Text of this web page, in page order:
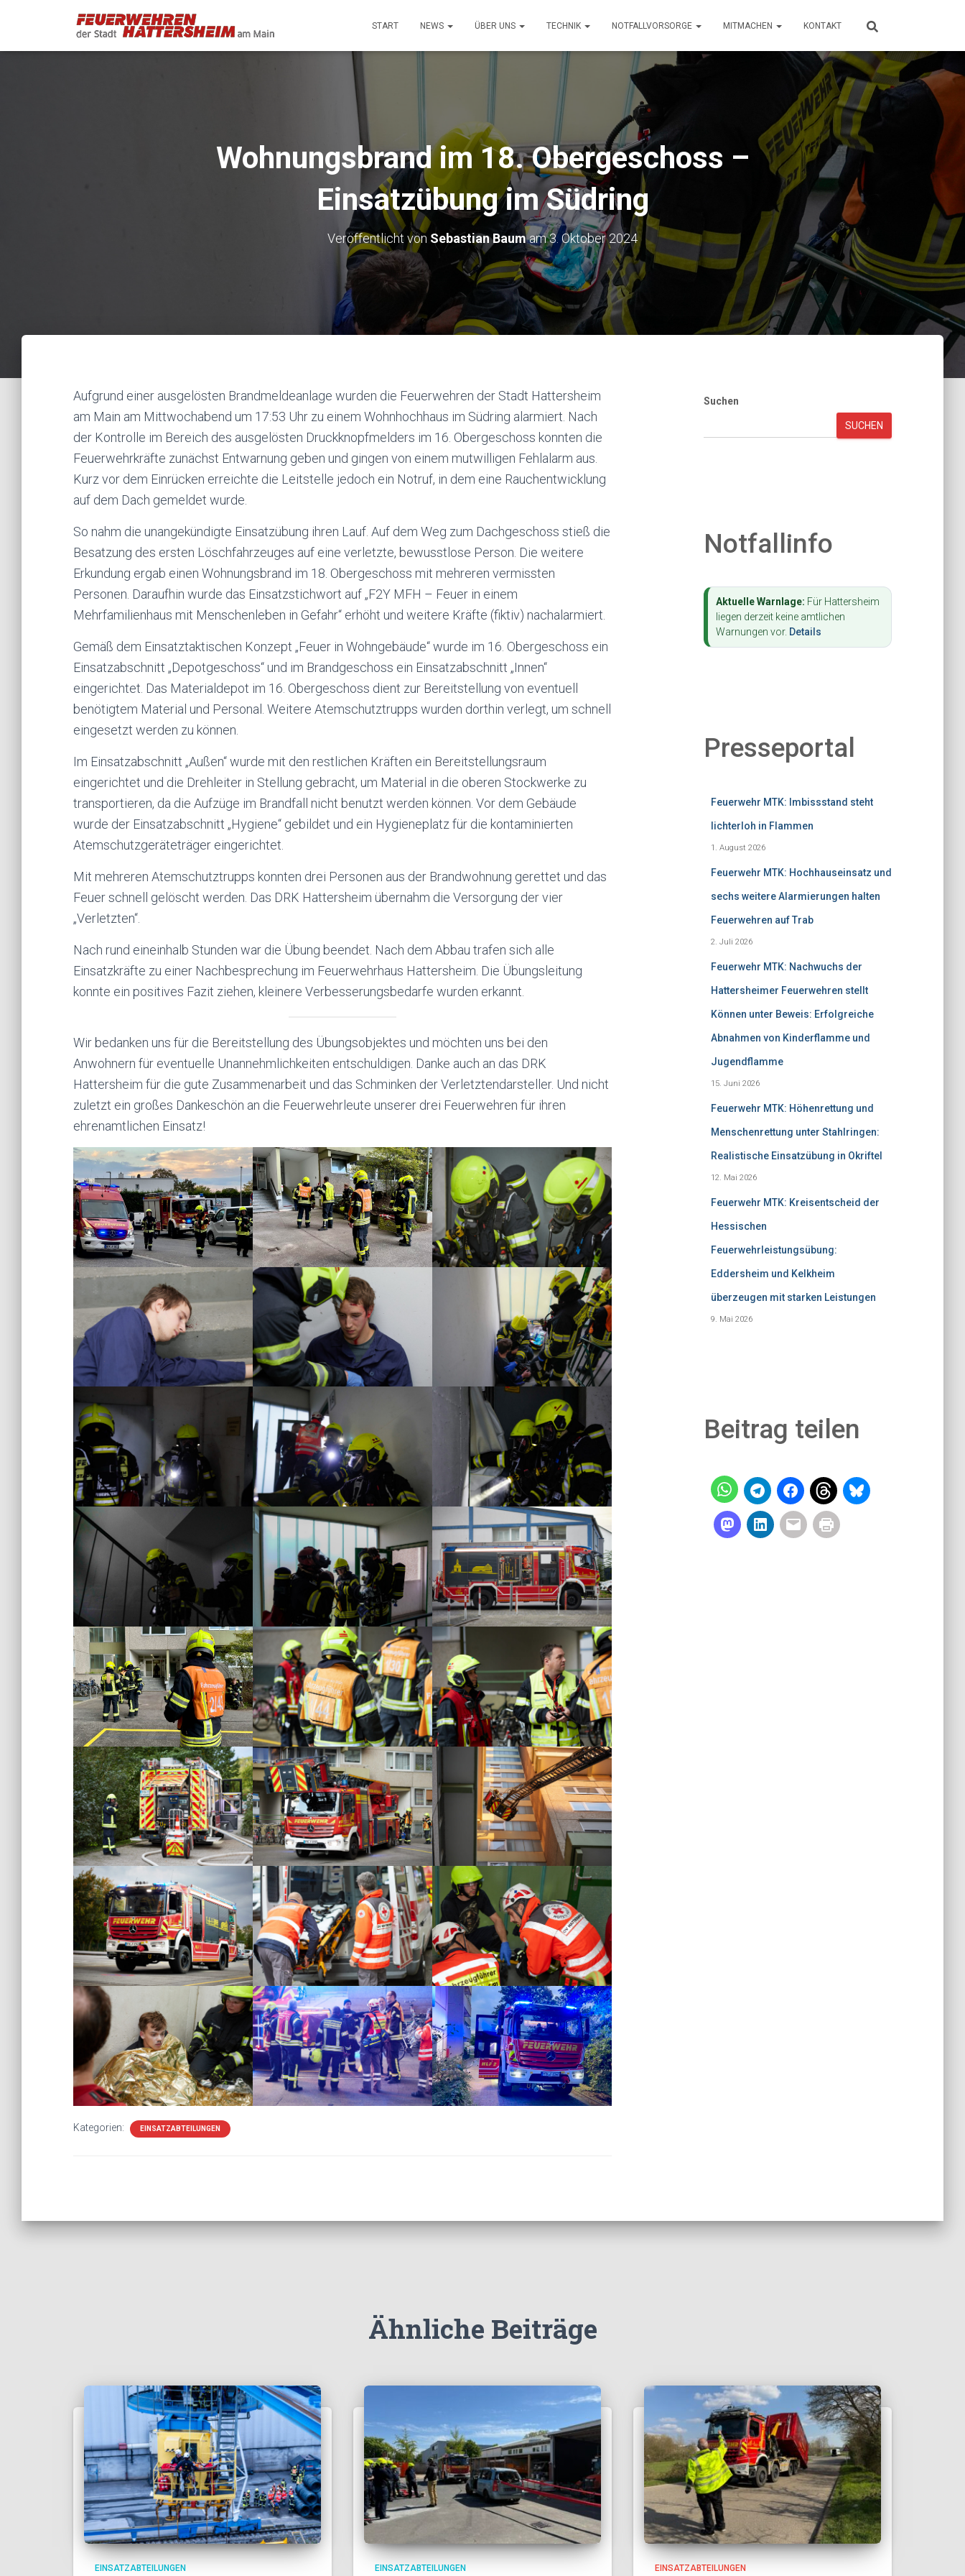
START NEWS ÜBER UNS TECHNIK NOTFALLVORSORGE MITMACHEN KONTAKT
Wohnungsbrand im 18. Obergeschoss –
Einsatzübung im Südring
Veröffentlicht von Sebastian Baumam3. Oktober 2024
Aufgrund einer ausgelösten Brandmeldeanlage wurden die Feuerwehren der Stadt Hattersheim
am Main am Mittwochabend um 17:53 Uhr zu einem Wohnhochhaus im Südring alarmiert. Nach
der Kontrolle im Bereich des ausgelösten Druckknopfmelders im 16. Obergeschoss konnten die
Feuerwehrkräfte zunächst Entwarnung geben und gingen von einem mutwilligen Fehlalarm aus.
Kurz vor dem Einrücken erreichte die Leitstelle jedoch ein Notruf, in dem eine Rauchentwicklung
auf dem Dach gemeldet wurde.
So nahm die unangekündigte Einsatzübung ihren Lauf. Auf dem Weg zum Dachgeschoss stieß die
Besatzung des ersten Löschfahrzeuges auf eine verletzte, bewusstlose Person. Die weitere
Erkundung ergab einen Wohnungsbrand im 18. Obergeschoss mit mehreren vermissten
Personen. Daraufhin wurde das Einsatzstichwort auf „F2Y MFH – Feuer in einem
Mehrfamilienhaus mit Menschenleben in Gefahr“ erhöht und weitere Kräfte (fiktiv) nachalarmiert.
Gemäß dem Einsatztaktischen Konzept „Feuer in Wohngebäude“ wurde im 16. Obergeschoss ein
Einsatzabschnitt „Depotgeschoss“ und im Brandgeschoss ein Einsatzabschnitt „Innen“
eingerichtet. Das Materialdepot im 16. Obergeschoss dient zur Bereitstellung von eventuell
benötigtem Material und Personal. Weitere Atemschutztrupps wurden dorthin verlegt, um schnell
eingesetzt werden zu können.
Im Einsatzabschnitt „Außen“ wurde mit den restlichen Kräften ein Bereitstellungsraum
eingerichtet und die Drehleiter in Stellung gebracht, um Material in die oberen Stockwerke zu
transportieren, da die Aufzüge im Brandfall nicht benutzt werden können. Vor dem Gebäude
wurde der Einsatzabschnitt „Hygiene“ gebildet und ein Hygieneplatz für die kontaminierten
Atemschutzgeräteträger eingerichtet.
Mit mehreren Atemschutztrupps konnten drei Personen aus der Brandwohnung gerettet und das
Feuer schnell gelöscht werden. Das DRK Hattersheim übernahm die Versorgung der vier
„Verletzten“.
Nach rund eineinhalb Stunden war die Übung beendet. Nach dem Abbau trafen sich alle
Einsatzkräfte zu einer Nachbesprechung im Feuerwehrhaus Hattersheim. Die Übungsleitung
konnte ein positives Fazit ziehen, kleinere Verbesserungsbedarfe wurden erkannt.
Wir bedanken uns für die Bereitstellung des Übungsobjektes und möchten uns bei den
Anwohnern für eventuelle Unannehmlichkeiten entschuldigen. Danke auch an das DRK
Hattersheim für die gute Zusammenarbeit und das Schminken der Verletztendarsteller. Und nicht
zuletzt ein großes Dankeschön an die Feuerwehrleute unserer drei Feuerwehren für ihren
ehrenamtlichen Einsatz!
Kategorien: EINSATZABTEILUNGEN
Suchen
SUCHEN
Notfallinfo
Aktuelle Warnlage: Für Hattersheim
liegen derzeit keine amtlichen
Warnungen vor. Details
Presseportal
Feuerwehr MTK: Imbissstand steht
lichterloh in Flammen
1. August 2026
Feuerwehr MTK: Hochhauseinsatz und
sechs weitere Alarmierungen halten
Feuerwehren auf Trab
2. Juli 2026
Feuerwehr MTK: Nachwuchs der
Hattersheimer Feuerwehren stellt
Können unter Beweis: Erfolgreiche
Abnahmen von Kinderflamme und
Jugendflamme
15. Juni 2026
Feuerwehr MTK: Höhenrettung und
Menschenrettung unter Stahlringen:
Realistische Einsatzübung in Okriftel
12. Mai 2026
Feuerwehr MTK: Kreisentscheid der
Hessischen
Feuerwehrleistungsübung:
Eddersheim und Kelkheim
überzeugen mit starken Leistungen
9. Mai 2026
Beitrag teilen
Ähnliche Beiträge
EINSATZABTEILUNGEN EINSATZABTEILUNGEN EINSATZABTEILUNGEN